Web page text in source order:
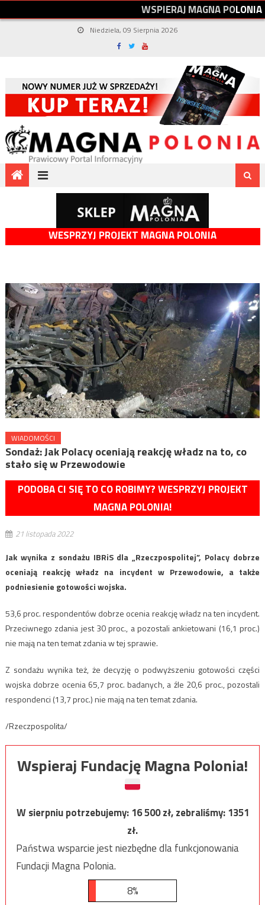
WSPIERAJMAGNAPOLONIA
Niedziela, 09 Sierpnia 2026
WESPRZYJ PROJEKT MAGNA POLONIA
WIADOMOŚCI
Sondaż: Jak Polacy oceniają reakcję władz na to, co
stało się w Przewodowie
PODOBA CI SIĘ TO CO ROBIMY? WESPRZYJ PROJEKT
MAGNA POLONIA!
21 listopada 2022
Jak wynika z sondażu IBRiS dla „Rzeczpospolitej”, Polacy dobrze
oceniają reakcję władz na incydent w Przewodowie, a także
podniesienie gotowości wojska.
53,6 proc. respondentów dobrze ocenia reakcję władz na ten incydent.
Przeciwnego zdania jest 30 proc., a pozostali ankietowani (16,1 proc.)
nie mają na ten temat zdania w tej sprawie.
Z sondażu wynika też, że decyzję o podwyższeniu gotowości części
wojska dobrze ocenia 65,7 proc. badanych, a źle 20,6 proc., pozostali
respondenci (13,7 proc.) nie mają na ten temat zdania.
/Rzeczpospolita/
Wspieraj Fundację Magna Polonia!
W sierpniu potrzebujemy:16 500zł, zebraliśmy:1351
zł.
Państwa wsparcie jest niezbędne dla funkcjonowania
Fundacji Magna Polonia.
8%